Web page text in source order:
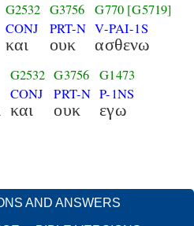
G2532
CONJ
και
G3756
PRT-N
ουκ
G770 [G5719]
V-PAI-1S
ασθενω
G2532
CONJ
και
G3756
PRT-N
ουκ
G1473
P-1NS
εγω
AND ANSWERS